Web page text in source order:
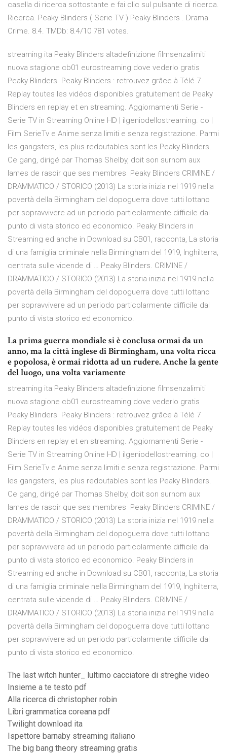
casella di ricerca sottostante e fai clic sul pulsante di ricerca.
Ricerca. Peaky Blinders ( Serie TV ) Peaky Blinders . Drama
Crime. 8.4. TMDb: 8.4/10 781 votes.
streaming ita Peaky Blinders altadefinizione filmsenzalimiti
nuova stagione cb01 eurostreaming dove vederlo gratis
Peaky Blinders Peaky Blinders : retrouvez grâce à Télé 7
Replay toutes les vidéos disponibles gratuitement de Peaky
Blinders en replay et en streaming. Aggiornamenti Serie -
Serie TV in Streaming Online HD | ilgeniodellostreaming. co |
Film SerieTv e Anime senza limiti e senza registrazione. Parmi
les gangsters, les plus redoutables sont les Peaky Blinders.
Ce gang, dirigé par Thomas Shelby, doit son surnom aux
lames de rasoir que ses membres Peaky Blinders CRIMINE /
DRAMMATICO / STORICO (2013) La storia inizia nel 1919 nella
povertà della Birmingham del dopoguerra dove tutti lottano
per sopravvivere ad un periodo particolarmente difficile dal
punto di vista storico ed economico. Peaky Blinders in
Streaming ed anche in Download su CB01, racconta, La storia
di una famiglia criminale nella Birmingham del 1919, Inghilterra,
centrata sulle vicende di … Peaky Blinders. CRIMINE /
DRAMMATICO / STORICO (2013) La storia inizia nel 1919 nella
povertà della Birmingham del dopoguerra dove tutti lottano
per sopravvivere ad un periodo particolarmente difficile dal
punto di vista storico ed economico.
La prima guerra mondiale si è conclusa ormai da un
anno, ma la città inglese di Birmingham, una volta ricca
e popolosa, è ormai ridotta ad un rudere. Anche la gente
del luogo, una volta variamente
streaming ita Peaky Blinders altadefinizione filmsenzalimiti
nuova stagione cb01 eurostreaming dove vederlo gratis
Peaky Blinders Peaky Blinders : retrouvez grâce à Télé 7
Replay toutes les vidéos disponibles gratuitement de Peaky
Blinders en replay et en streaming. Aggiornamenti Serie -
Serie TV in Streaming Online HD | ilgeniodellostreaming. co |
Film SerieTv e Anime senza limiti e senza registrazione. Parmi
les gangsters, les plus redoutables sont les Peaky Blinders.
Ce gang, dirigé par Thomas Shelby, doit son surnom aux
lames de rasoir que ses membres Peaky Blinders CRIMINE /
DRAMMATICO / STORICO (2013) La storia inizia nel 1919 nella
povertà della Birmingham del dopoguerra dove tutti lottano
per sopravvivere ad un periodo particolarmente difficile dal
punto di vista storico ed economico. Peaky Blinders in
Streaming ed anche in Download su CB01, racconta, La storia
di una famiglia criminale nella Birmingham del 1919, Inghilterra,
centrata sulle vicende di … Peaky Blinders. CRIMINE /
DRAMMATICO / STORICO (2013) La storia inizia nel 1919 nella
povertà della Birmingham del dopoguerra dove tutti lottano
per sopravvivere ad un periodo particolarmente difficile dal
punto di vista storico ed economico.
The last witch hunter_ lultimo cacciatore di streghe video
Insieme a te testo pdf
Alla ricerca di christopher robin
Libri grammatica coreana pdf
Twilight download ita
Ispettore barnaby streaming italiano
The big bang theory streaming gratis